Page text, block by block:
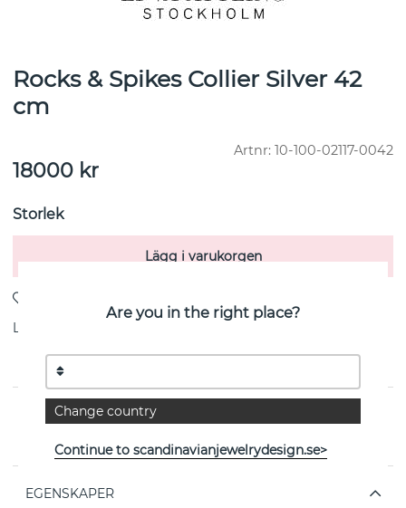
Rocks & Spikes Collier Silver 42
cm
Artnr: 10-100-02117-0042
18000 kr
Storlek
Lägg i varukorgen
Leverans:
PRODUKTBESKRIVNING
från svenska Efva Attling
EGENSKAPER
Are you in the right place?
Change country
Continue to scandinavianjewelrydesign.se>